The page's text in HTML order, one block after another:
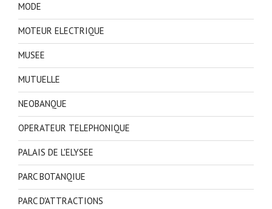
MODE
MOTEUR ELECTRIQUE
MUSEE
MUTUELLE
NEOBANQUE
OPERATEUR TELEPHONIQUE
PALAIS DE L'ELYSEE
PARC BOTANQIUE
PARC D'ATTRACTIONS